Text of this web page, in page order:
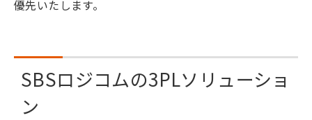
優先いたします。
SBSロジコムの3PLソリューショ
ン